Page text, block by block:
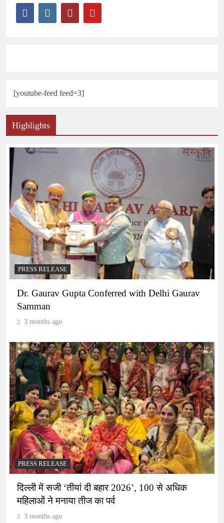
[youtube-feed feed=3]
Highlights
PRESS RELEASE
Dr. Gaurav Gupta Conferred with Delhi Gaurav
Samman
3 months ago
PRESS RELEASE
दिल्ली में सजी ‘तीयां दी बहार 2026’, 100 से अधिक
महिलाओं ने मनाया तीज का पर्व
3 months ago